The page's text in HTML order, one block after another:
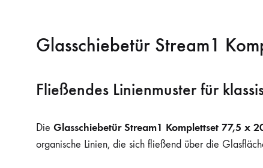
Glasschiebetür Stream1
Fließendes Linienmuster für
Die Glasschiebetür Stream1 Komplettset 77,5 x
organische Linien, die sich fließend über die